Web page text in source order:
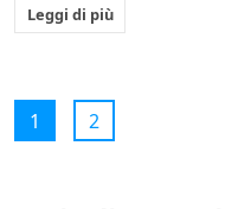
Leggi di più
1 2